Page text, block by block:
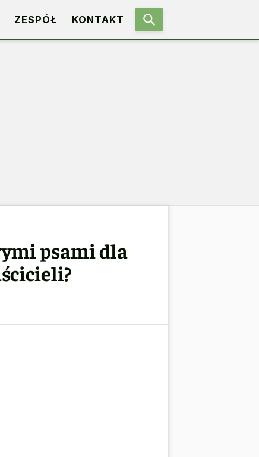
ZESPÓŁ KONTAKT
psami dla